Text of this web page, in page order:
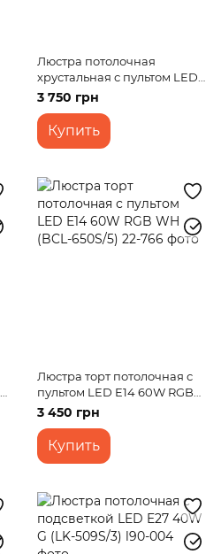
Люстра потолочная
хрустальная с пультом LED
E14 WH (BCL-418S/4)
3 750 грн
Купить
Люстра торт потолочная с
пультом LED E14 60W RGB
WH (BCL-650S/5)
3 450 грн
Купить